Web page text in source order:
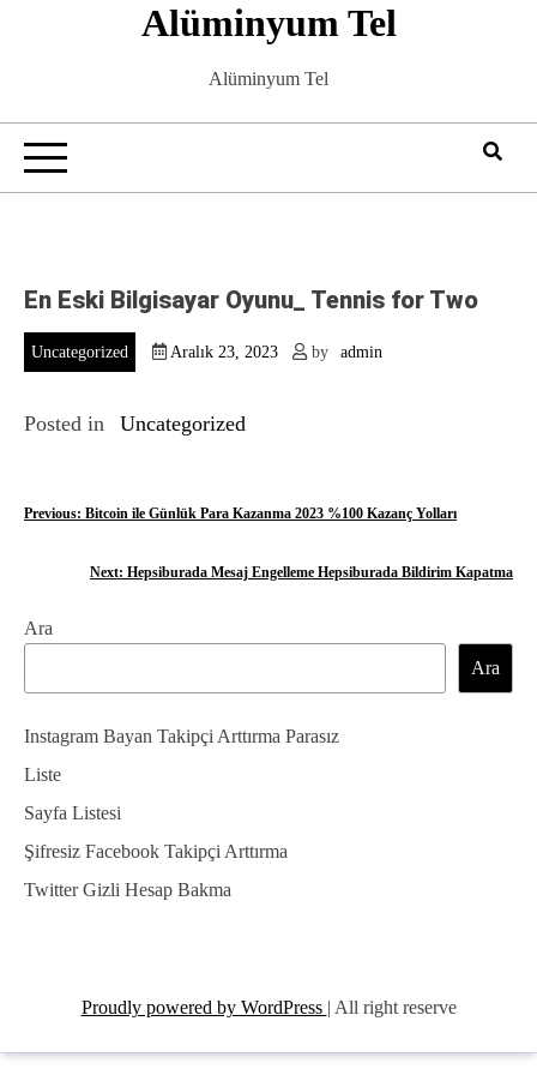
Alüminyum Tel
Alüminyum Tel
En Eski Bilgisayar Oyunu_ Tennis for Two
Uncategorized Aralık 23, 2023 by admin
Posted in Uncategorized
Y
ı
g
e
z
i
n
Previous: Bitcoin ile Günlük Para Kazanma 2023 %100 Kazanç Yolları
Next: Hepsiburada Mesaj Engelleme Hepsiburada Bildirim Kapatma
Ara
Ara
Instagram Bayan Takipçi Arttırma Parasız
Liste
Sayfa Listesi
Şifresiz Facebook Takipçi Arttırma
Twitter Gizli Hesap Bakma
Proudly powered by WordPress | All right reserve